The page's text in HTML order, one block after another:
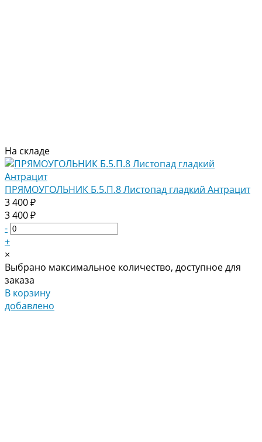
На складе
ПРЯМОУГОЛЬНИК Б.5.П.8 Листопад гладкий Антрацит
3 400 ₽
3 400 ₽
-
+
×
Выбрано максимальное количество, доступное для
заказа
В корзину
добавлено